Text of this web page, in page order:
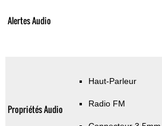
Alertes Audio
Propriétés Audio
Haut-Parleur
Radio FM